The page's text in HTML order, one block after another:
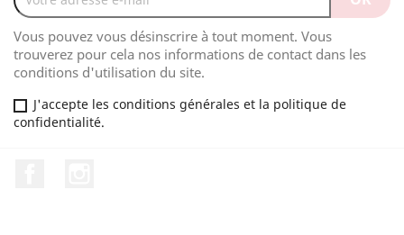
Vous pouvez vous désinscrire à tout moment. Vous
trouverez pour cela nos informations de contact dans les
conditions d'utilisation du site.
J'accepte les conditions générales et la politique de
confidentialité.